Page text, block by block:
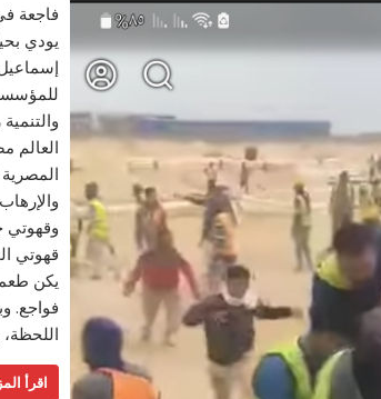
فاجعة
يودي
قهوتي
يكن
فواجع.
اقرأ